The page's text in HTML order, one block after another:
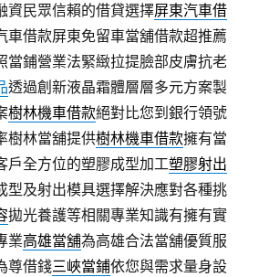
資民眾信賴的借貸選擇屏東汽車借
車借款屏東免留車當舖借款超推薦
當鋪營業法緊緻拉提臉部皮膚抗老
透過創新液晶霜體層層多元方案製
樹林機車借款絕對比您到銀行領號
樹林當舖提供樹林機車借款擁有當
戶全方位的塑膠成型加工塑膠射出
型及射出模具選擇解決應對各種挑
拋光養護等相關專業知識有擁有實
業高雄當舖為高雄合法當舖優質服
尊借錢三峽當鋪依您與需求量身設